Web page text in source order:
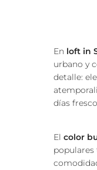
En loft in
urbano y
detalle:
días
El color
populares